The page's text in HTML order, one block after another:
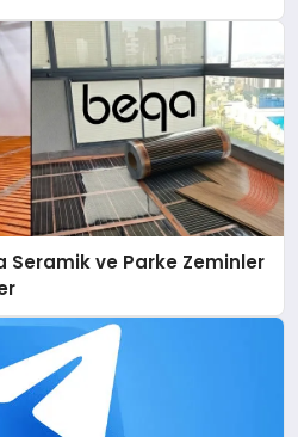
Seramik ve Parke Zeminler